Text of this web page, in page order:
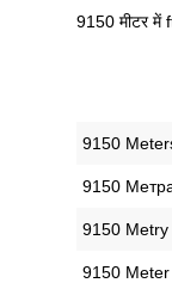
9150 मीटर में
‎9150
‎9150
‎9150
‎9150